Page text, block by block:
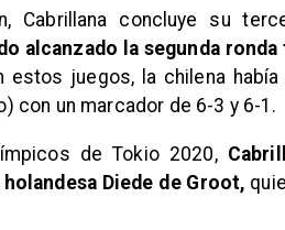
Cabrillana concluye su
alcanzado la segunda
estos juegos, la chilena
con un marcador de 6-3 y 6-1.
de Tokio 2020,
Diede de Groot,